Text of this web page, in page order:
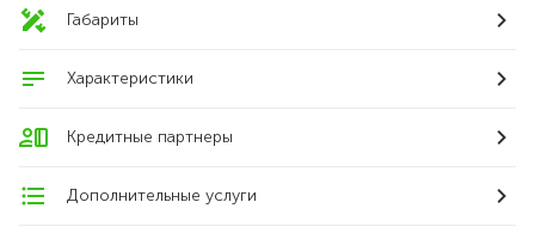
Габариты
Характеристики
Кредитные партнеры
Дополнительные услуги